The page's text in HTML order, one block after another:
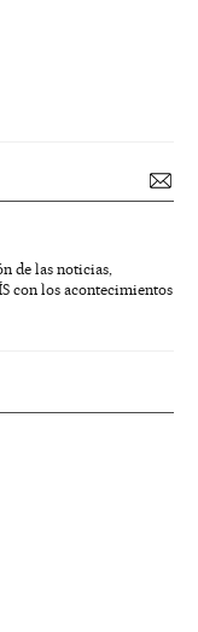
de las noticias,
con los acontecimientos